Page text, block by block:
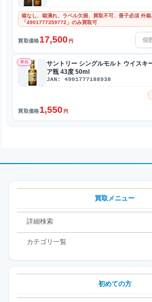
箱なし、箱潰れ、ラベル欠損、買取不可、冊子必須 外
「4901777359772」のみ買取可
買取価格17,500 円
新品
サントリー シングルモルト ウイスキ
ア瓶 43度 50ml
JAN: 4901777188938
買取価格1,550 円
買取メニュー
詳細検索
カテゴリ一覧
初めての方